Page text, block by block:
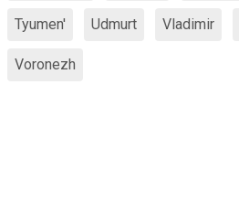
Tyumen' Udmurt Vladimir
Voronezh